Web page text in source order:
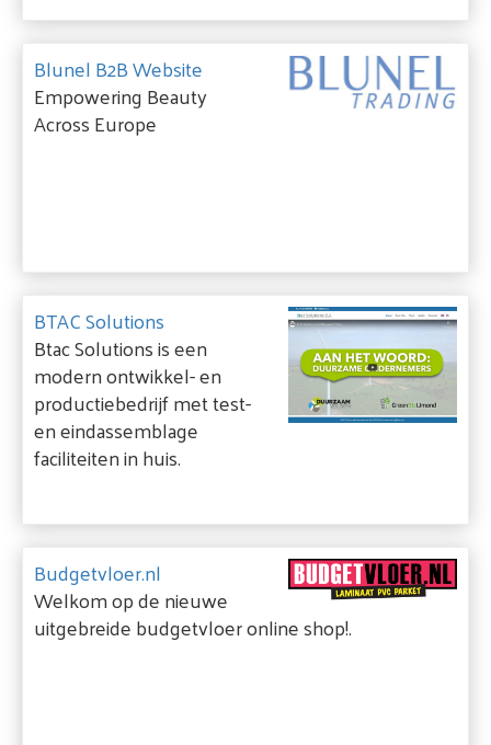
Blunel B2B Website
Empowering Beauty
Across Europe
BTAC Solutions
Btac Solutions is een
modern ontwikkel- en
productiebedrijf met test-
en eindassemblage
faciliteiten in huis.
Budgetvloer.nl
Welkom op de nieuwe
uitgebreide budgetvloer online shop!.